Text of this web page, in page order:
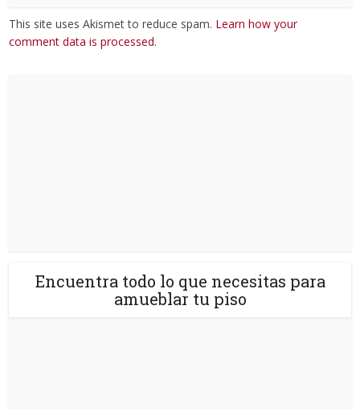
This site uses Akismet to reduce spam. Learn how your
comment data is processed.
Encuentra todo lo que necesitas para
amueblar tu piso